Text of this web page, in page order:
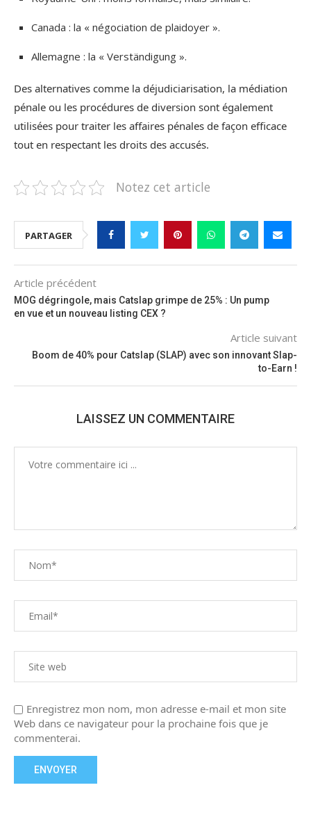
Canada : la « négociation de plaidoyer ».
Allemagne : la « Verständigung ».
Des alternatives comme la déjudiciarisation, la médiation
pénale ou les procédures de diversion sont également
utilisées pour traiter les affaires pénales de façon efficace
tout en respectant les droits des accusés.
Notez cet article
PARTAGER
Article précédent
MOG dégringole, mais Catslap grimpe de 25% : Un pump
en vue et un nouveau listing CEX ?
Article suivant
Boom de 40% pour Catslap (SLAP) avec son innovant Slap-
to-Earn !
LAISSEZ UN COMMENTAIRE
Enregistrez mon nom, mon adresse e-mail et mon site
Web dans ce navigateur pour la prochaine fois que je
commenterai.